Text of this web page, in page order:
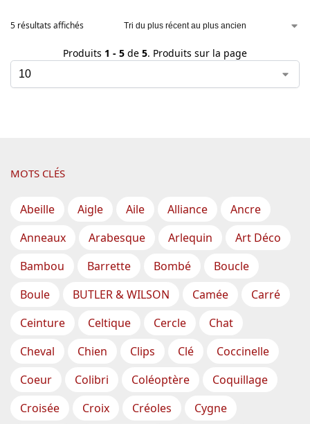
5 résultats affichés
Produits 1 - 5 de 5. Produits sur la page
MOTS CLÉS
Abeille Aigle Aile Alliance
Ancre
Anneaux
Arabesque Arlequin
Art Déco
Bambou
Barrette Bombé
Boucle
Boule
BUTLER & WILSON Camée
Carré
Ceinture
Celtique Cercle
Chat
Cheval
Chien Clips Clé
Coccinelle
Coeur
Colibri Coléoptère
Coquillage
Croisée
Croix Créoles
Cygne